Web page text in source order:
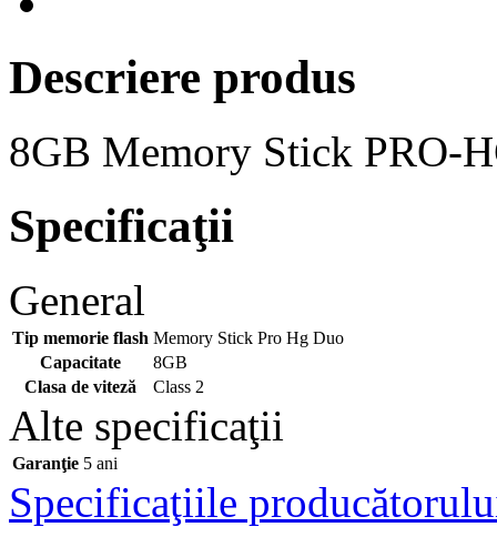
Descriere produs
8GB Memory Stick PRO-
Specificaţii
General
Tip memorie flash Memory Stick Pro Hg Duo
Capacitate
8GB
Clasa de viteză
Class 2
Alte specificaţii
Garanţie 5 ani
Specificaţiile